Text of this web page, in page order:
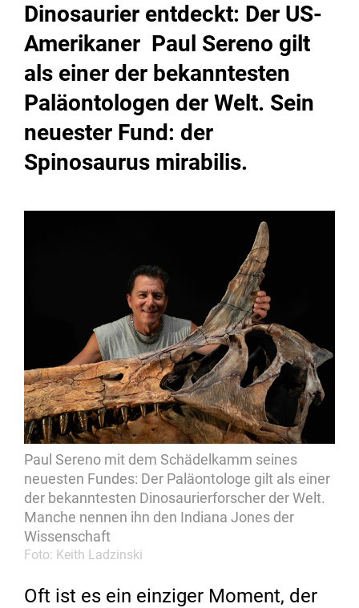
Dinosaurier entdeckt: Der US-
Amerikaner Paul Sereno gilt
als einer der bekanntesten
Paläontologen der Welt. Sein
neuester Fund: der
Spinosaurus mirabilis.
Paul Sereno mit dem Schädelkamm seines
neuesten Fundes: Der Paläontologe gilt als einer
der bekanntesten Dinosaurierforscher der Welt.
Manche nennen ihn den Indiana Jones der
Wissenschaft
Foto: Keith Ladzinski
Oft ist es ein einziger Moment, der